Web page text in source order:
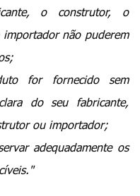
o construtor, o
não puderem
for fornecido sem
do seu fabricante,
ou importador;
adequadamente os